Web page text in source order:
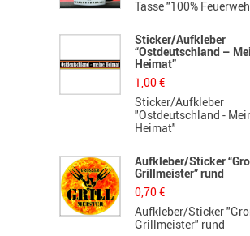
Tasse "100%
Sticker/Aufkleber
“Ostdeutschland –
Heimat”
1,00€
Sticker/Aufkleber
"Ostdeutschland -
Heimat"
Aufkleber/Sticker
Grillmeister” rund
0,70€
Aufkleber/Sticker
Grillmeister" rund